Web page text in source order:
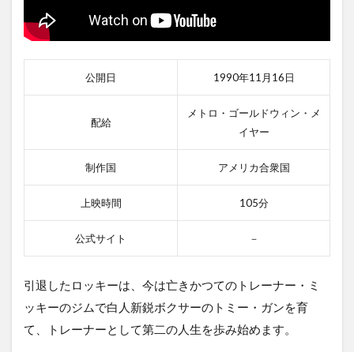
公開日 1990年11月16日
配給
メトロ・ゴールドウィン・メ
イヤー
制作国 アメリカ合衆国
上映時間 105分
公式サイト －
引退したロッキーは、今は亡きかつてのトレーナー・ミ
ッキーのジムで白人新鋭ボクサーのトミー・ガンを育
て、トレーナーとして第二の人生を歩み始めます。